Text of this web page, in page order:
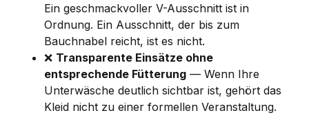
Ein geschmackvoller V-Ausschnitt ist in
Ordnung. Ein Ausschnitt, der bis zum
Bauchnabel reicht, ist es nicht.
❌ Transparente Einsätze ohne
entsprechende Fütterung — Wenn Ihre
Unterwäsche deutlich sichtbar ist, gehört das
Kleid nicht zu einer formellen Veranstaltung.